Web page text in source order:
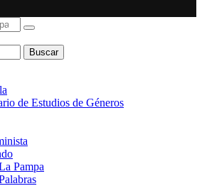
Buscar
de Estudios de Géneros
Pampa